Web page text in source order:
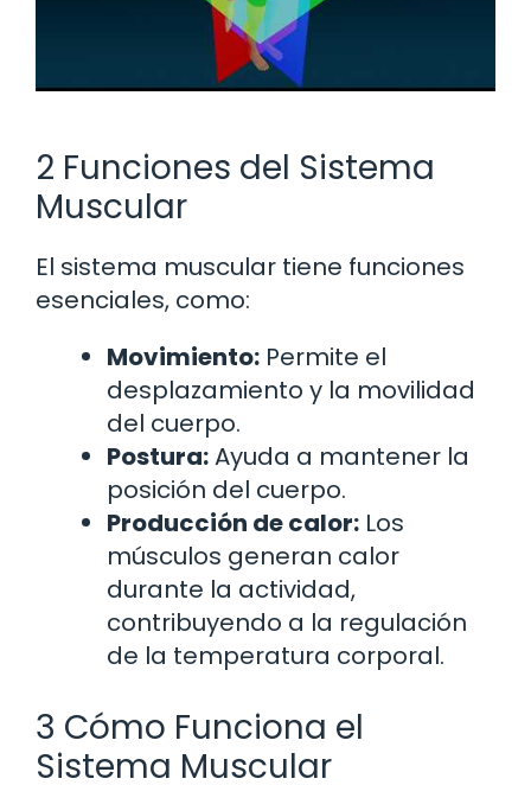
2 Funciones del Sistema
Muscular
El sistema muscular tiene funciones
esenciales, como:
Movimiento: Permite el
desplazamiento y la movilidad
del cuerpo.
Postura:Ayuda a mantener la
posición del cuerpo.
Producción de calor: Los
músculos generan calor
durante la actividad,
contribuyendo a la regulación
de la temperatura corporal.
3 Cómo Funciona el
Sistema Muscular